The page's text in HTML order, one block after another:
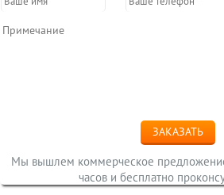
ЗАКАЗАТЬ
Мы вышлем коммерческое
часов и бесплатно